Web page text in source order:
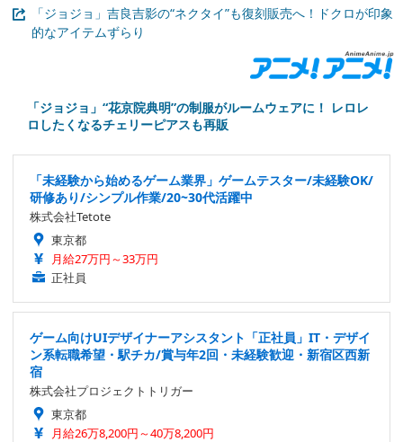
「ジョジョ」吉良吉影の“ネクタイ”も復刻販売へ！ドクロが印象
的なアイテムずらり
「ジョジョ」“花京院典明”の制服がルームウェアに！ レロレ
ロしたくなるチェリーピアスも再販
「未経験から始めるゲーム業界」ゲームテスター/未経験OK/
研修あり/シンプル作業/20~30代活躍中
株式会社Tetote
東京都
月給27万円～33万円
正社員
ゲーム向けUIデザイナーアシスタント「正社員」IT・デザイ
ン系転職希望・駅チカ/賞与年2回・未経験歓迎・新宿区西新
宿
株式会社プロジェクトトリガー
東京都
月給26万8,200円～40万8,200円